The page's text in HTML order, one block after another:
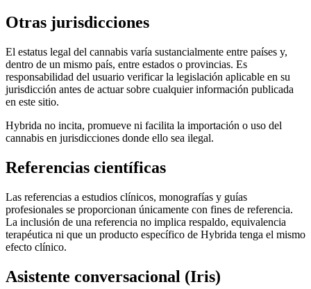
Otras jurisdicciones
El estatus legal del cannabis varía sustancialmente entre países y,
dentro de un mismo país, entre estados o provincias. Es
responsabilidad del usuario verificar la legislación aplicable en su
jurisdicción antes de actuar sobre cualquier información publicada
en este sitio.
Hybrida no incita, promueve ni facilita la importación o uso del
cannabis en jurisdicciones donde ello sea ilegal.
Referencias científicas
Las referencias a estudios clínicos, monografías y guías
profesionales se proporcionan únicamente con fines de referencia.
La inclusión de una referencia no implica respaldo, equivalencia
terapéutica ni que un producto específico de Hybrida tenga el mismo
efecto clínico.
Asistente conversacional (Iris)